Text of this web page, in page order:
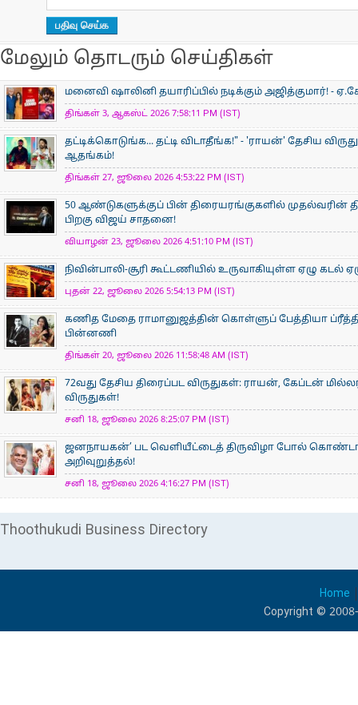
மேலும் தொடரும் செய்திகள்
மனைவி ஷாலினி தயாரிப்பில் நடிக்கும் அஜித்குமார்! -
திங்கள் 3, ஆகஸ்ட் 2026 7:58:11 PM (IST)
தட்டிக்கொடுங்க... தட்டி விடாதீங்க!" - 'ராயன்' தேசிய
ஆதங்கம்!
திங்கள் 27, ஜூலை 2026 4:53:22 PM (IST)
50 ஆண்டுகளுக்குப் பின் திரையரங்குகளில் முதல்வரின்
பிறகு விஜய் சாதனை!
வியாழன் 23, ஜூலை 2026 4:51:10 PM (IST)
நிவின்பாலி-சூரி கூட்டணியில் உருவாகியுள்ள ஏழு கடல்
புதன் 22, ஜூலை 2026 5:54:13 PM (IST)
கணித மேதை ராமானுஜத்தின் கொள்ளுப் பேத்தியா
பின்னணி
திங்கள் 20, ஜூலை 2026 11:58:48 AM (IST)
72வது தேசிய திரைப்பட விருதுகள்: ராயன், கேப்டன்
விருதுகள்!
சனி 18, ஜூலை 2026 8:25:07 PM (IST)
ஜனநாயகன்’ பட வெளியீட்டைத் திருவிழா போல்
அறிவுறுத்தல்!
சனி 18, ஜூலை 2026 4:16:27 PM (IST)
Thoothukudi Business Directory
Home
Copyright ©